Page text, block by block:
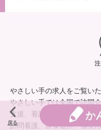
やさしい手の求人をご覧い
やさしい手では全国で訪問
支援、看護小規模多機能型
訪問看護、療養通所、福祉
戻る
か